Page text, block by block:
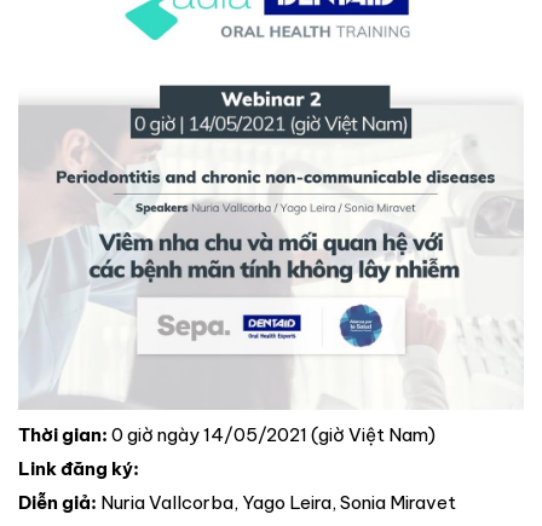
Thời gian: 0 giờ ngày 14/05/2021 (giờ Việt Nam)
Link đăng ký:
Diễn giả: Nuria Vallcorba, Yago Leira, Sonia Miravet